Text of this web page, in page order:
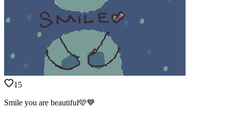
15
Smile you are beautiful🩵💙